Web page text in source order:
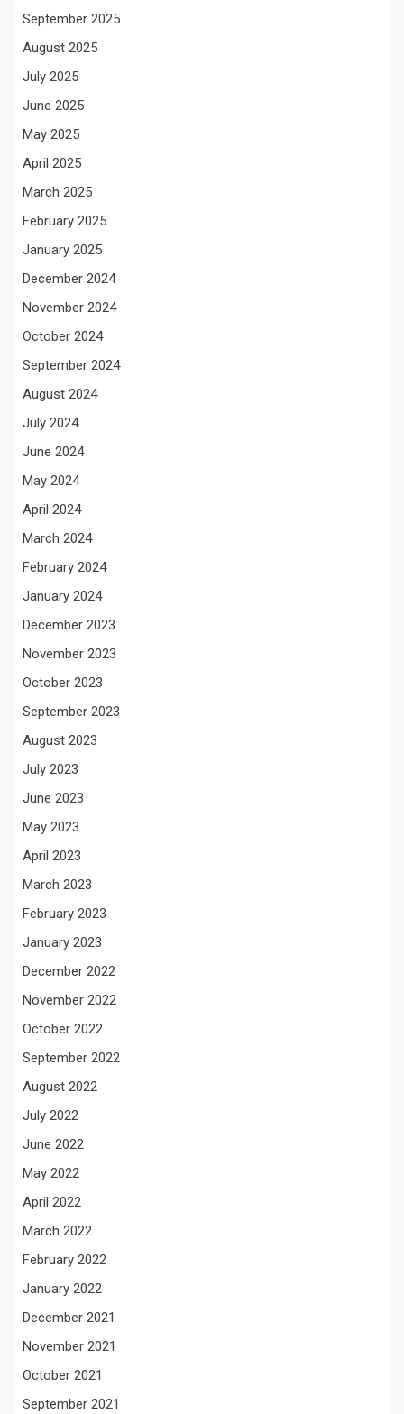
September 2025
August 2025
July 2025
June 2025
May 2025
April 2025
March 2025
February 2025
January 2025
December 2024
November 2024
October 2024
September 2024
August 2024
July 2024
June 2024
May 2024
April 2024
March 2024
February 2024
January 2024
December 2023
November 2023
October 2023
September 2023
August 2023
July 2023
June 2023
May 2023
April 2023
March 2023
February 2023
January 2023
December 2022
November 2022
October 2022
September 2022
August 2022
July 2022
June 2022
May 2022
April 2022
March 2022
February 2022
January 2022
December 2021
November 2021
October 2021
September 2021